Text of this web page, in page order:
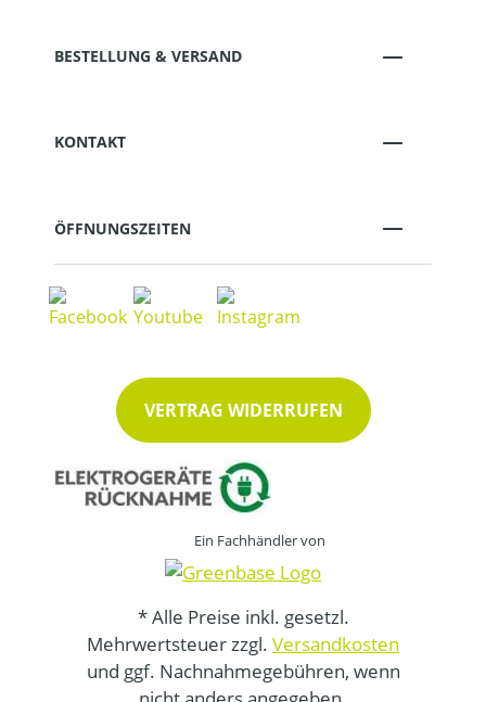
BESTELLUNG & VERSAND
KONTAKT
ÖFFNUNGSZEITEN
VERTRAG WIDERRUFEN
Ein Fachhändler von
* Alle Preise inkl. gesetzl.
Mehrwertsteuer zzgl. Versandkosten
und ggf. Nachnahmegebühren, wenn